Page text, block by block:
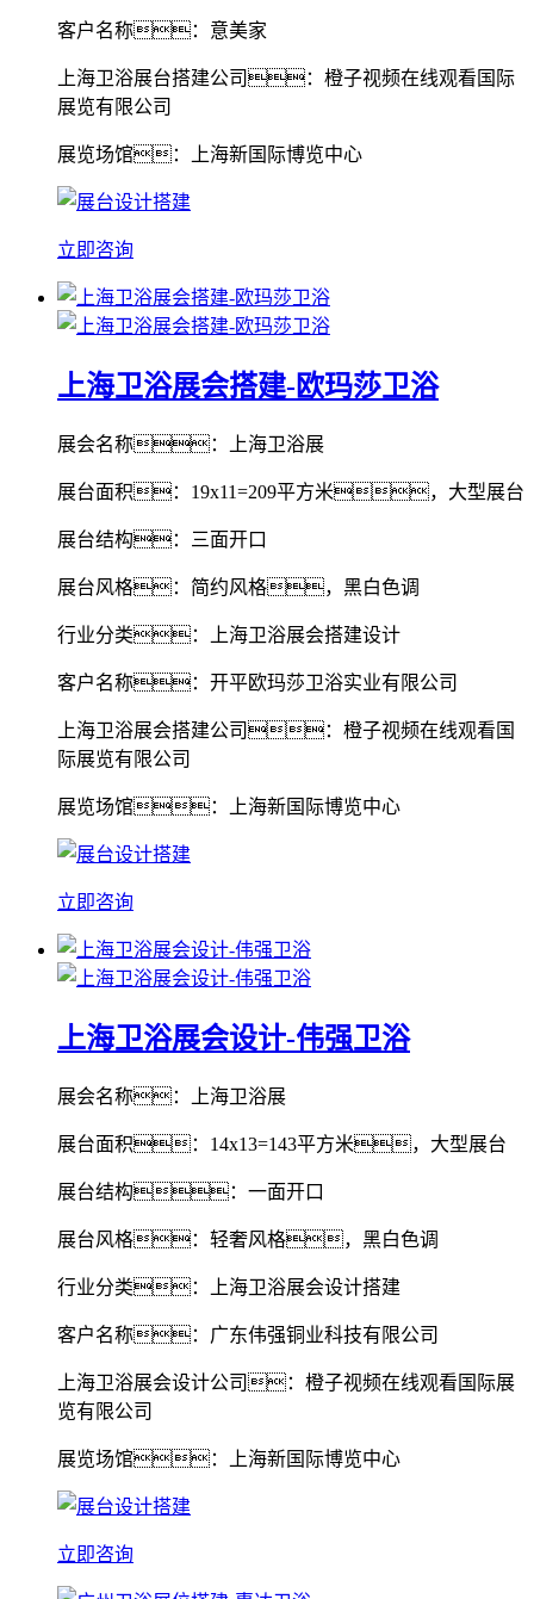
客户名称：意美家
上海卫浴展台搭建公司：橙子视频在线观看国际
展览有限公司
展览场馆：上海新国际博览中心
立即咨询
上海卫浴展会搭建-欧玛莎卫浴
展会名称：上海卫浴展
展台面积：19x11=209平方米，大型展台
展台结构：三面开口
展台风格：简约风格，黑白色调
行业分类：上海卫浴展会搭建设计
客户名称：开平欧玛莎卫浴实业有限公司
上海卫浴展会搭建公司：橙子视频在线观看国
际展览有限公司
展览场馆：上海新国际博览中心
立即咨询
上海卫浴展会设计-伟强卫浴
展会名称：上海卫浴展
展台面积：14x13=143平方米，大型展台
展台结构：一面开口
展台风格：轻奢风格，黑白色调
行业分类：上海卫浴展会设计搭建
客户名称：广东伟强铜业科技有限公司
上海卫浴展会设计公司：橙子视频在线观看国际展
览有限公司
展览场馆：上海新国际博览中心
立即咨询